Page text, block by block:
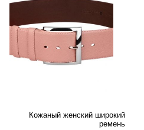
Кожаный женский широкий
ремень